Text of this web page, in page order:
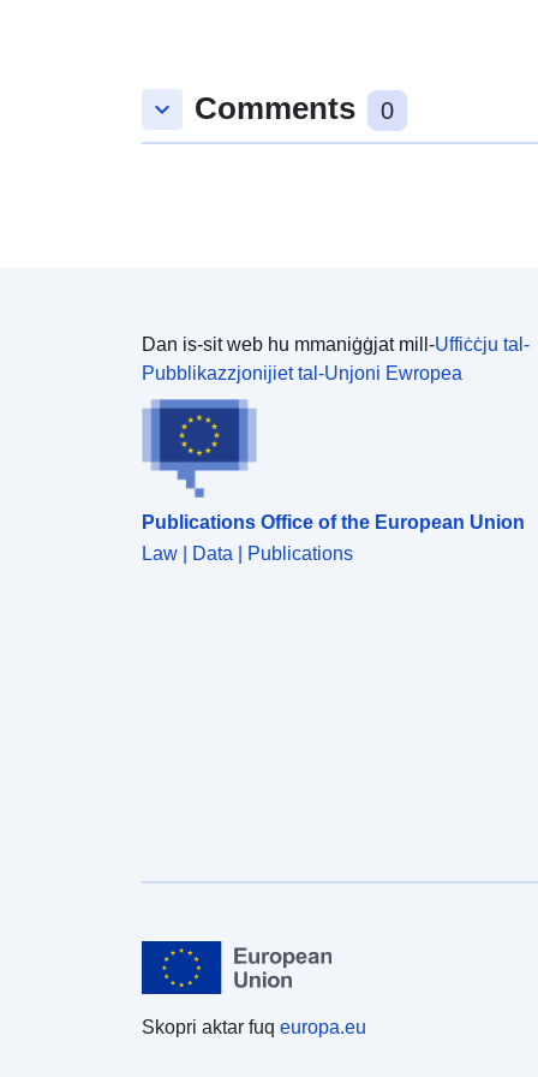
keyboard_arrow_down Comments 0
Dan is-sit web hu mmaniġġjat mill-Uffiċċju tal-
Pubblikazzjonijiet tal-Unjoni Ewropea
Publications Office of the European Union
Law | Data | Publications
Skopri aktar fuq europa.eu